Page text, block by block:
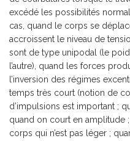
excédé les possibilités
cas, quand le corps se
accroissent le niveau de
sont de type unipodal (le
l’autre), quand les forces
l’inversion des régimes
temps très court (notion de
d’impulsions est important ;
quand on court en amplitude
corps qui n’est pas léger ;